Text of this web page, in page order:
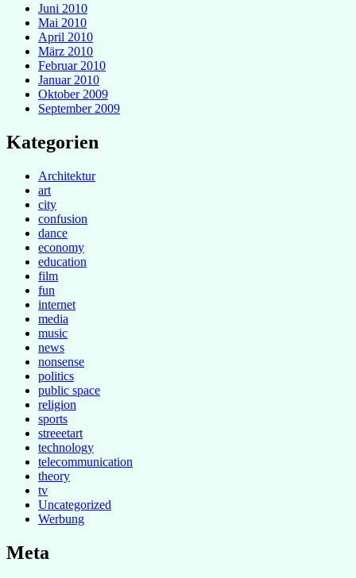
Juni 2010
Mai 2010
April 2010
März 2010
Februar 2010
Januar 2010
Oktober 2009
September 2009
Kategorien
Architektur
art
city
confusion
dance
economy
education
film
fun
internet
media
music
news
nonsense
politics
public space
religion
sports
streeetart
technology
telecommunication
theory
tv
Uncategorized
Werbung
Meta